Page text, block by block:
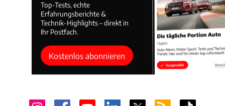
Top-Tests, echte
Erfahrungsberichte &
Technik-Highlights – direkt in
Ihr Postfach.
Kostenlos abonnieren